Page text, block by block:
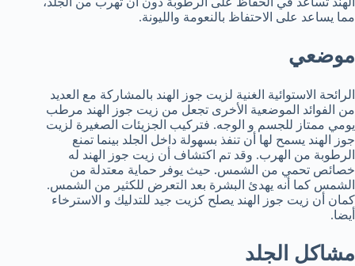
مما يساعد على الاحتفاظ بالنعومة والليونة.
موضعي
الرائحة الاستوائية الغنية لزيت جوز الهند بالمشاركة مع العديد
من الفوائد الموضعية الأخرى تجعل من زيت جوز الهند مرطب
يومي ممتاز للجسم و الوجه. فتركيب الجزيئات الصغيرة لزيت
جوز الهند يسمح لها أن تنفذ بسهولة داخل الجلد بينما تمنع
الرطوبة من الهرب. وقد تم اكتشاف أن زيت جوز الهند له
خصائص تحمي من الشمس. حيث يوفر حماية معتدلة من
الشمس كما أنه يهدئ البشرة بعد التعرض للكثير من الشمس.
كمان أن زيت جوز الهند يصلح كزيت جيد للتدليك و الاسترخاء
أيضا.
مشاكل الجلد